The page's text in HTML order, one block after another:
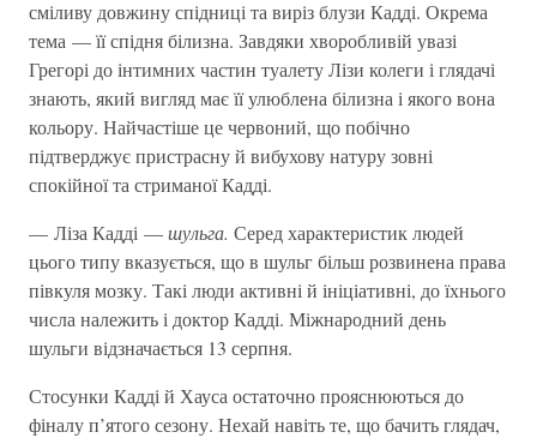
сміливу довжину спідниці та виріз блузи Кадді. Окрема
тема — її спідня білизна. Завдяки хворобливій увазі
Грегорі до інтимних частин туалету Лізи колеги і глядачі
знають, який вигляд має її улюблена білизна і якого вона
кольору. Найчастіше це червоний, що побічно
підтверджує пристрасну й вибухову натуру зовні
спокійної та стриманої Кадді.
— Ліза Кадді —шульга. Серед характеристик людей
цього типу вказується, що в шульг більш розвинена права
півкуля мозку. Такі люди активні й ініціативні, до їхнього
числа належить і доктор Кадді. Міжнародний день
шульги відзначається 13 серпня.
Стосунки Кадді й Хауса остаточно прояснюються до
фіналу п’ятого сезону. Нехай навіть те, що бачить глядач,